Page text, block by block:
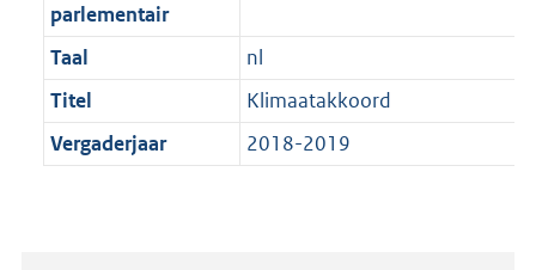
parlementair
Taal
nl
Titel
Klimaatakkoord
Vergaderjaar
2018-2019